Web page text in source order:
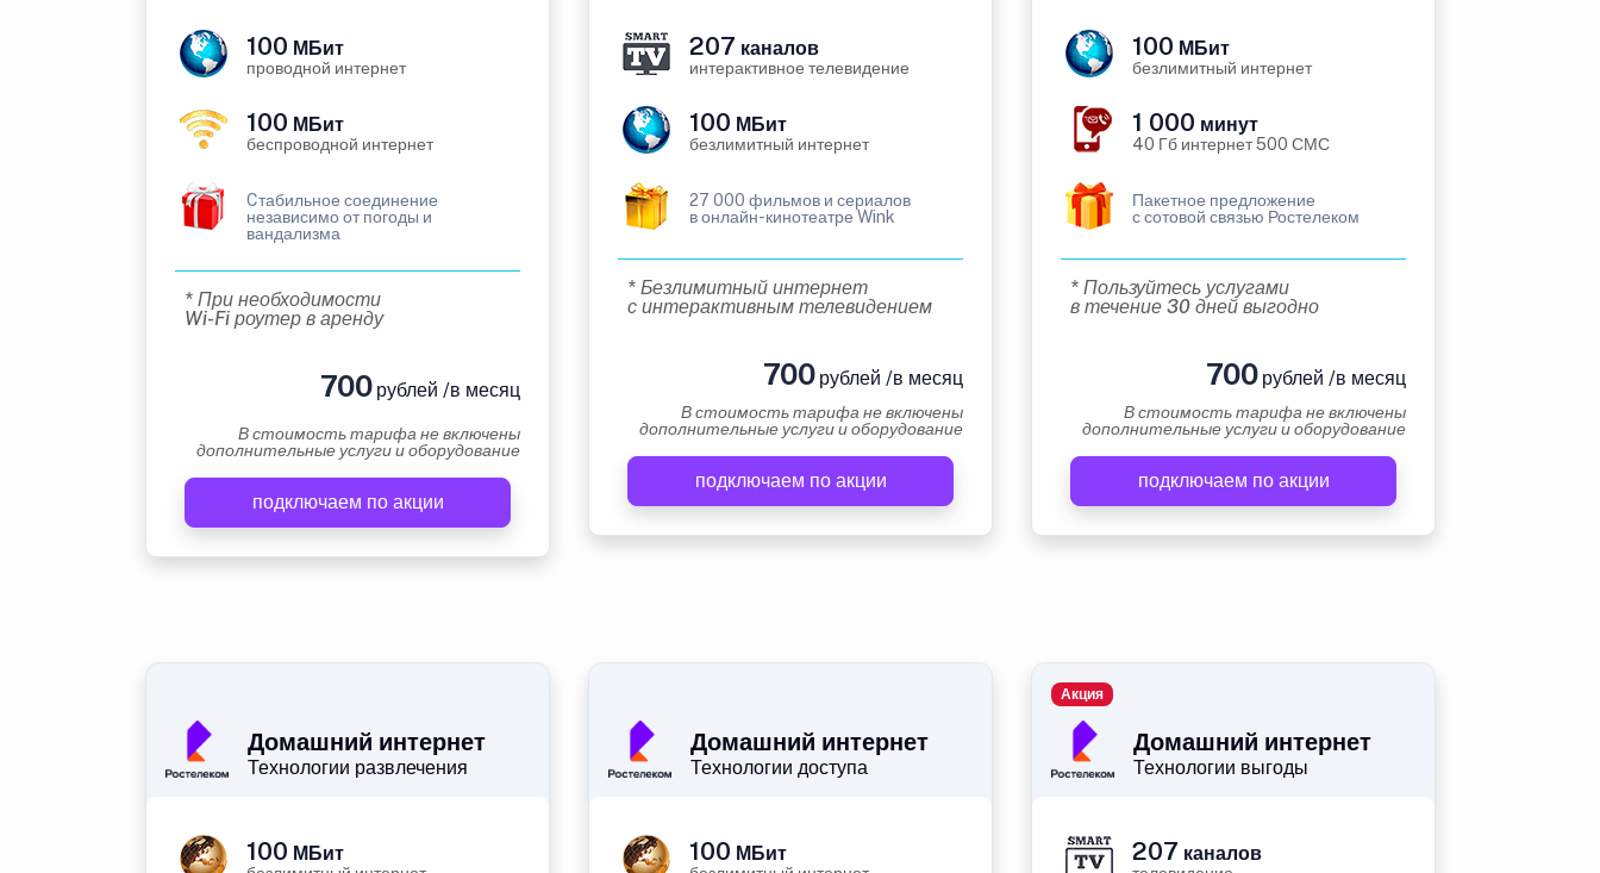
100 МБит
проводной интернет
100 МБит
беспроводной интернет
Cтабильное соединение
независимо от погоды и
вандализма
* При необходимости
Wi-Fi роутер в аренду
700рублей /в месяц
В стоимость тарифа не включены
дополнительные услуги и оборудование
подключаем по акции
207 каналов
интерактивное телевидение
100 МБит
безлимитный интернет
27 000 фильмов и сериалов
в онлайн-кинотеатре Wink
* Безлимитный интернет
с интерактивным телевидением
700рублей /в месяц
В стоимость тарифа не включены
дополнительные услуги и оборудование
подключаем по акции
100 МБит
безлимитный интернет
1 000 минут
40 Гб интернет 500 СМС
Пакетное предложение
с сотовой связью Ростелеком
* Пользуйтесь услугами
в течение 30 дней выгодно
700рублей /в месяц
В стоимость тарифа не включены
дополнительные услуги и оборудование
подключаем по акции
Домашний интернет
Технологии развлечения
100 МБит
Домашний интернет
Технологии доступа
100 МБит
Домашний интернет
Технологии выгоды
Акция
207 каналов